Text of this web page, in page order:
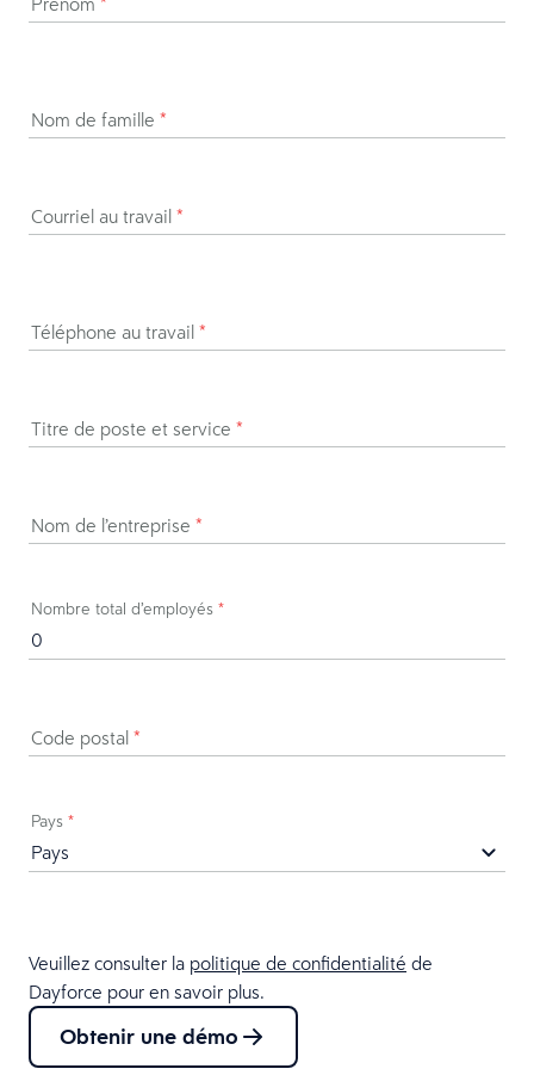
Nom de famille *
Courriel au travail *
Téléphone au travail *
Titre de poste et service *
Nom de l’entreprise *
Nombre total d’employés *
Code postal *
Pays *
Veuillez consulter la politique de confidentialité de
Dayforce pour en savoir plus.
Obtenir une démo